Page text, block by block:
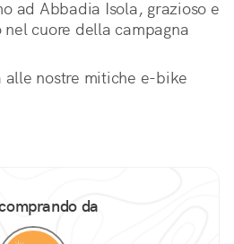
ad Abbadia Isola, grazioso e
cuore della campagna
alle nostre mitiche e-bike
da